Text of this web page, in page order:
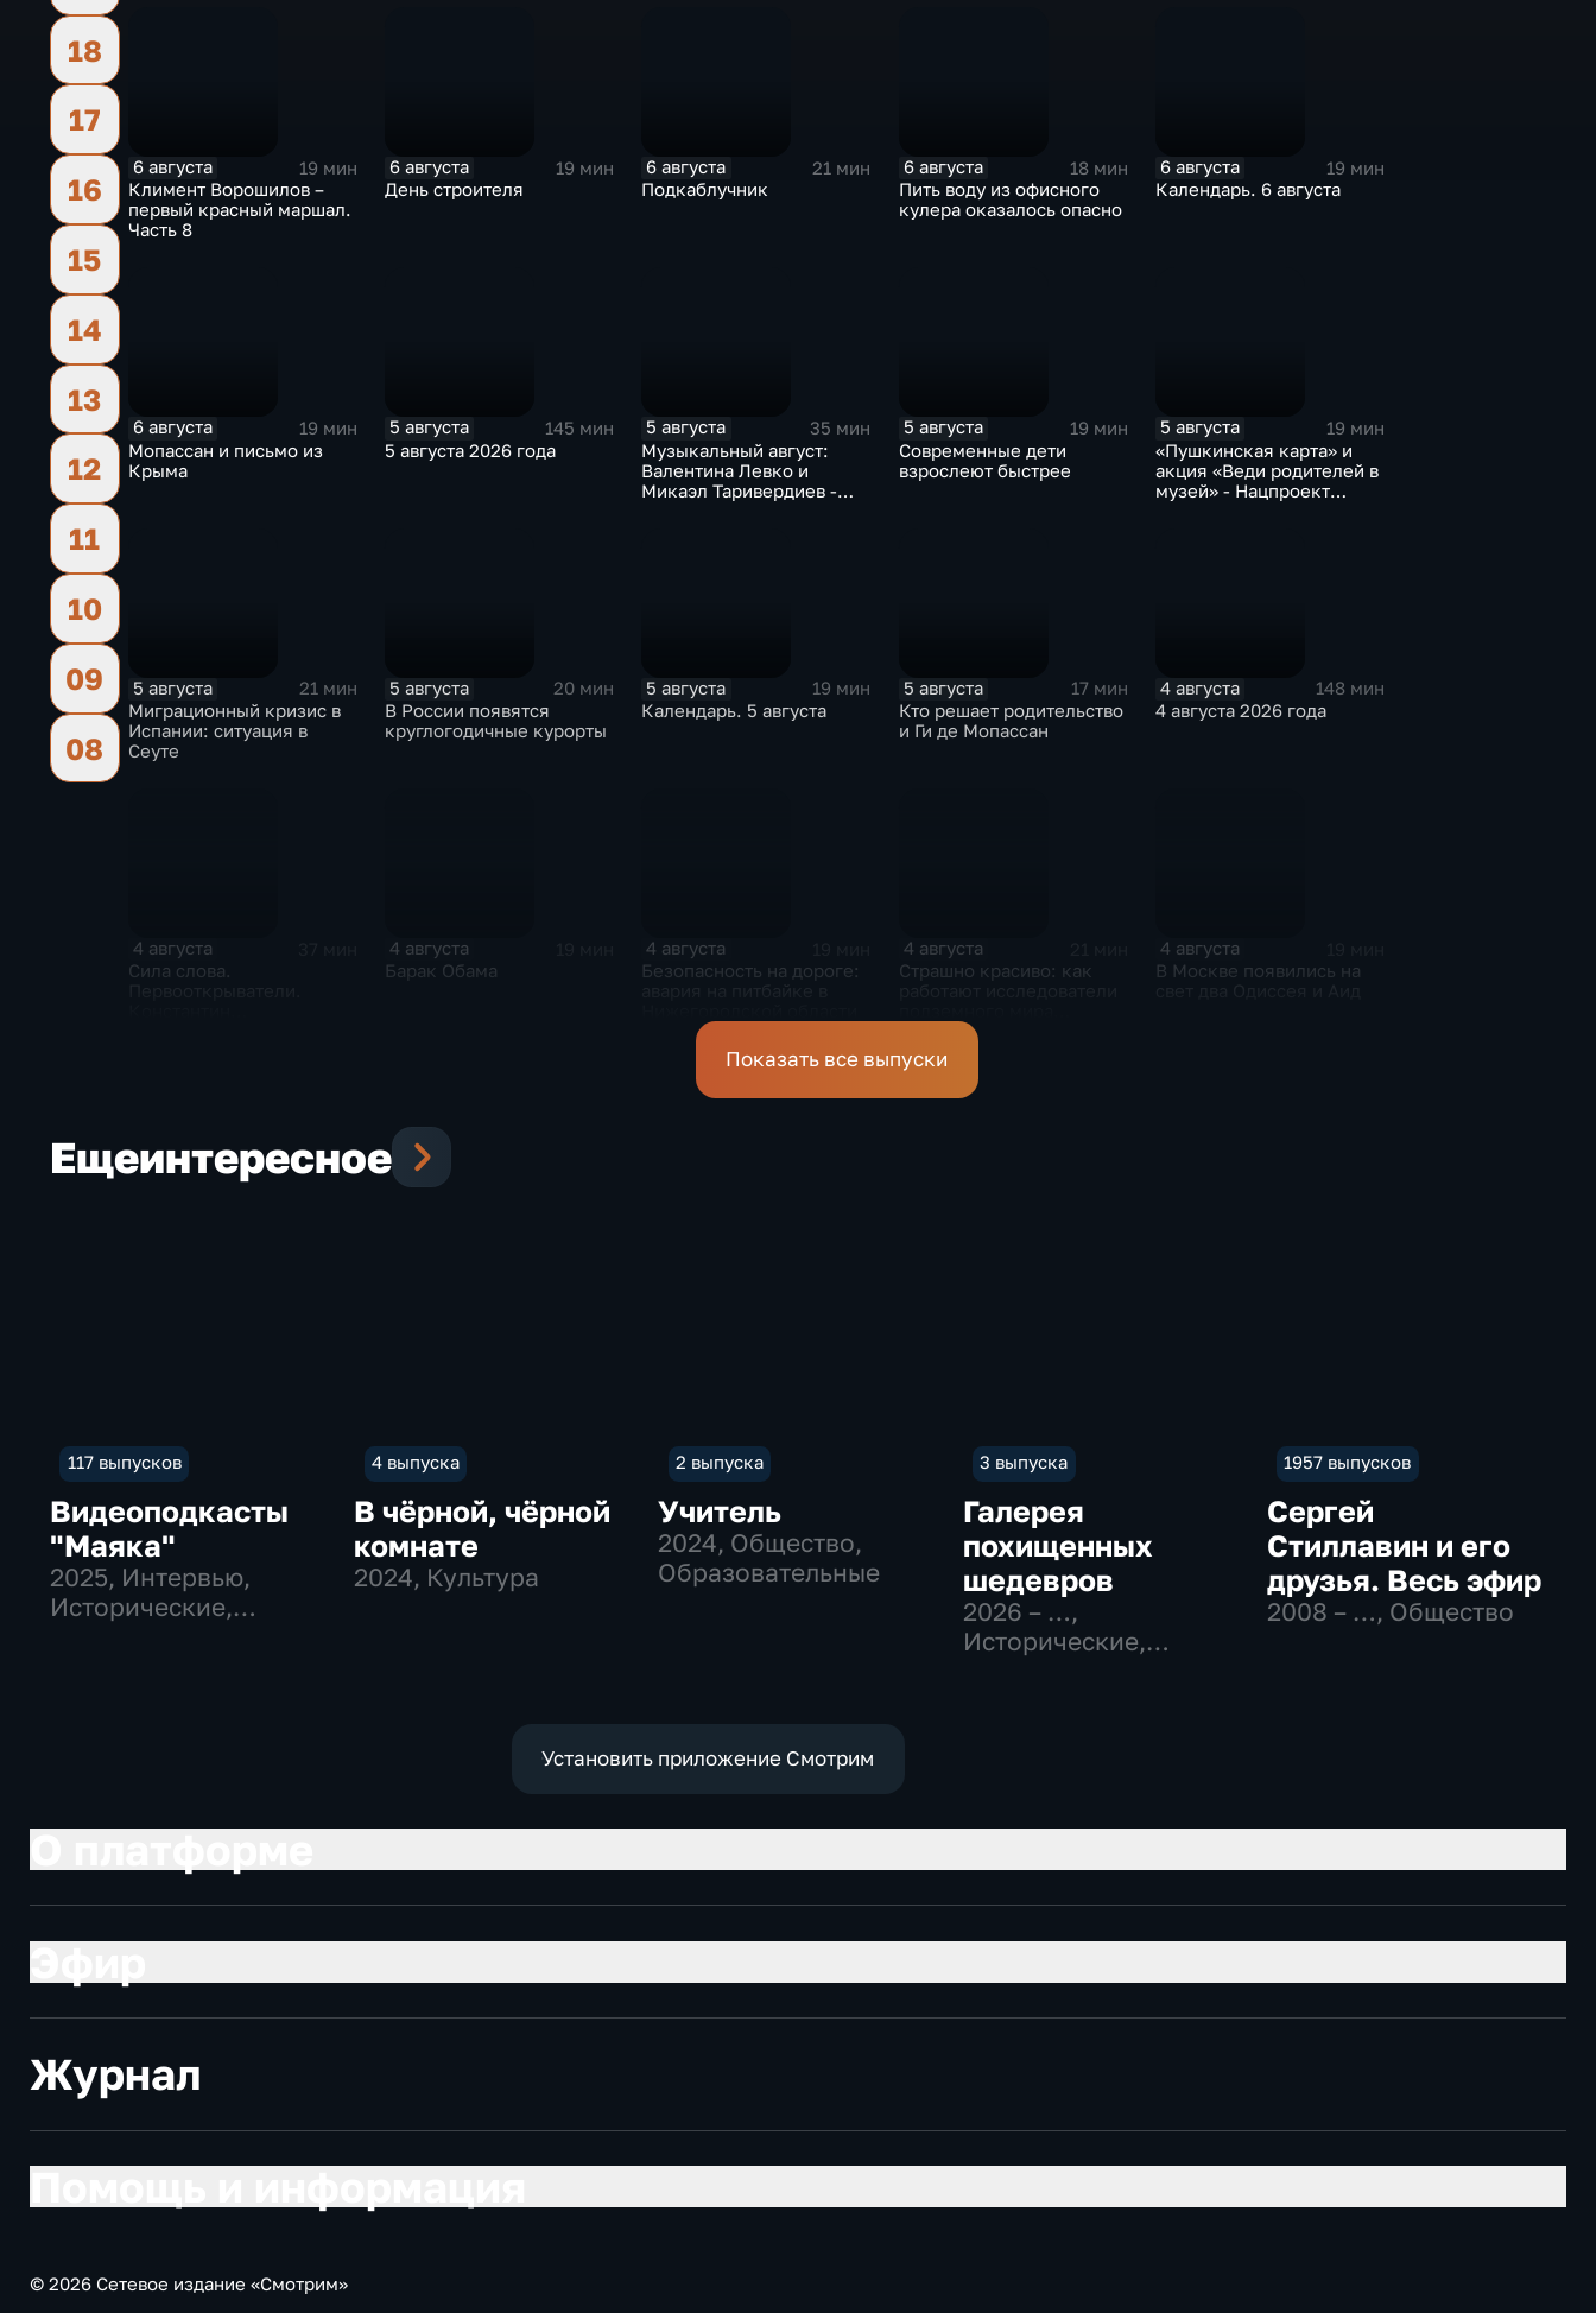
18
17
16
15
14
13
12
11
10
09
08
6 августа
19 мин
Климент Ворошилов –
первый красный маршал.
Часть 8
6 августа
19 мин
День строителя
6 августа
21 мин
Подкаблучник
6 августа
18 мин
Пить воду из офисного
кулера оказалось опасно
6 августа
19 мин
Календарь. 6 августа
6 августа
19 мин
Мопассан и письмо из
Крыма
5 августа
145 мин
5 августа 2026 года
5 августа
35 мин
Музыкальный август:
Валентина Левко и
Микаэл Таривердиев -
5 августа
19 мин
Современные дети
взрослеют быстрее
5 августа
19 мин
«Пушкинская карта» и
акция «Веди родителей в
музей» - Нацпроект
5 августа
21 мин
Миграционный кризис в
Испании: ситуация в
Сеуте
5 августа
20 мин
В России появятся
круглогодичные курорты
5 августа
19 мин
Календарь. 5 августа
5 августа
17 мин
Кто решает родительство
и Ги де Мопассан
4 августа
148 мин
4 августа 2026 года
4 августа
Сила слова.
4 августа
Барак Обама
4 августа
Безопасность на дороге:
4 августа
Страшно красиво: как
спелеологи
4 августа
В Москве появились на
Показать все выпуски
Ещеинтересное
117 выпусков
Видеоподкасты
"Маяка"
2025, Интервью,
Исторические,
4 выпуска
В чёрной, чёрной
комнате
2024, Культура
2 выпуска
Учитель
2024, Общество,
Образовательные
3 выпуска
Галерея
похищенных
шедевров
2026 – …,
Исторические,
1957 выпусков
Сергей
Стиллавин и его
друзья. Весь эфир
2008 – …, Общество
Установить приложение Смотрим
Журнал
© 2026 Сетевое издание «Смотрим»